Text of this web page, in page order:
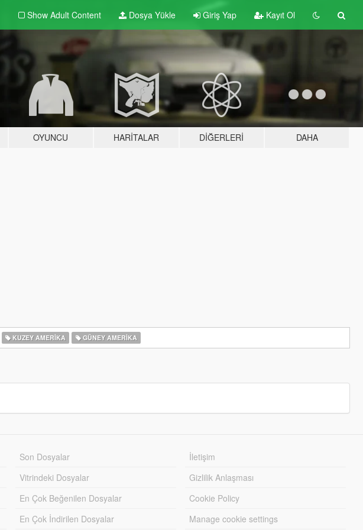
Show Adult Content Dosya Yükle Giriş Yap Kayıt Ol
OYUNCU HARITALAR DIĞERLERI DAHA
KUZEY AMERIKA GÜNEY AMERIKA
Son Dosyalar
Vitrindeki Dosyalar
En Çok Beğenilen Dosyalar
En Çok İndirilen Dosyalar
İletişim
Gizlilik Anlaşması
Cookie Policy
Manage cookie settings